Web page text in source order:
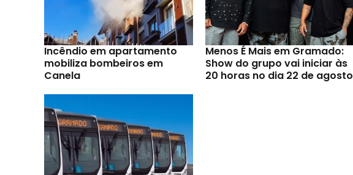
Incêndio em apartamento
mobiliza bombeiros em
Canela
Menos É Mais em Gramado:
Show do grupo vai iniciar às
20 horas no dia 22 de agosto